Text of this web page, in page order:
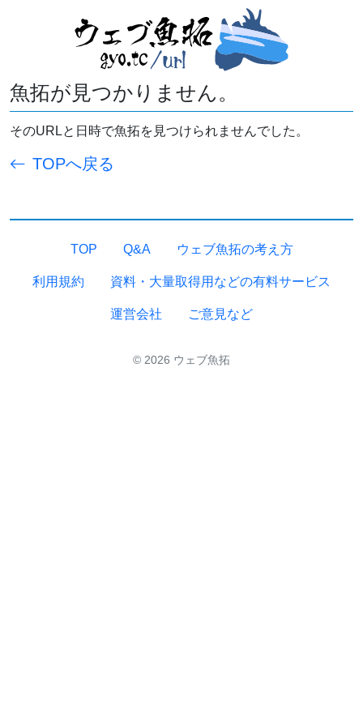
魚拓が見つかりません。
そのURLと日時で魚拓を見つけられませんでした。
TOPへ戻る
TOP Q&A ウェブ魚拓の考え方
利用規約 資料・大量取得用などの有料サービス
運営会社 ご意見など
© 2026 ウェブ魚拓